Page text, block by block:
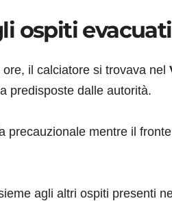
ospiti evacuati
il calciatore si trovava nel
predisposte dalle autorità.
precauzionale mentre il
agli altri ospiti presenti